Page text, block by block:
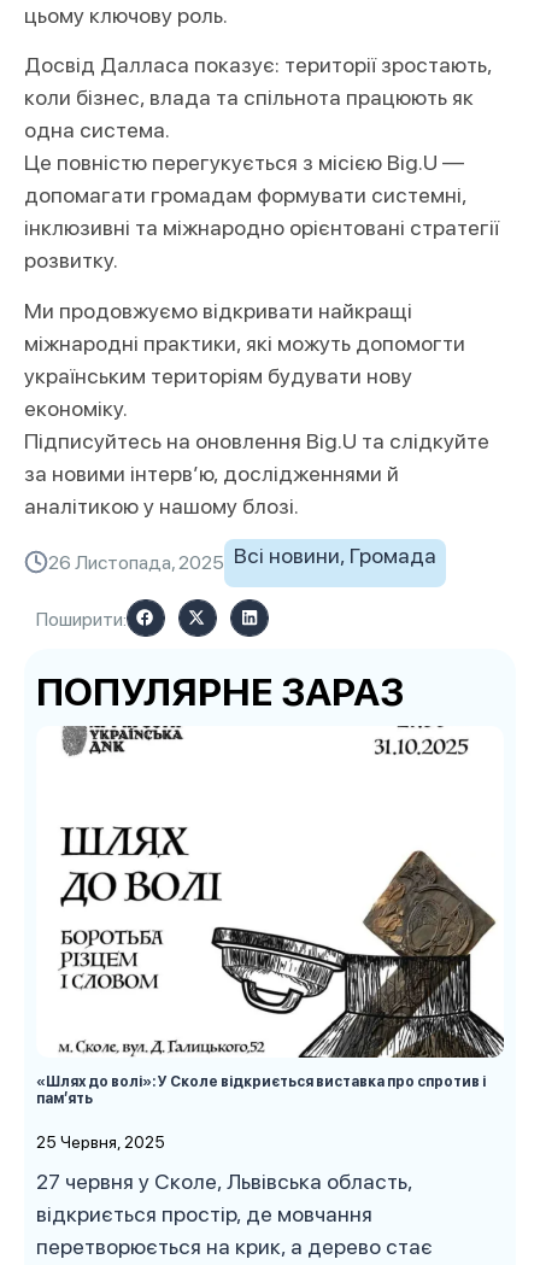
цьому ключову роль.
Досвід Далласа показує: території зростають,
коли бізнес, влада та спільнота працюють як
одна система.
Це повністю перегукується з місією Big.U —
допомагати громадам формувати системні,
інклюзивні та міжнародно орієнтовані стратегії
розвитку.
Ми продовжуємо відкривати найкращі
міжнародні практики, які можуть допомогти
українським територіям будувати нову
економіку.
Підписуйтесь на оновлення Big.U та слідкуйте
за новими інтерв’ю, дослідженнями й
аналітикою у нашому блозі.
26 Листопада, 2025 Всі новини, Громада
Поширити:
ПОПУЛЯРНЕ ЗАРАЗ
«Шлях до волі»: У Сколе відкриється виставка про спротив і
памʼять
25 Червня, 2025
27 червня у Сколе, Львівська область,
відкриється простір, де мовчання
перетворюється на крик, а дерево стає